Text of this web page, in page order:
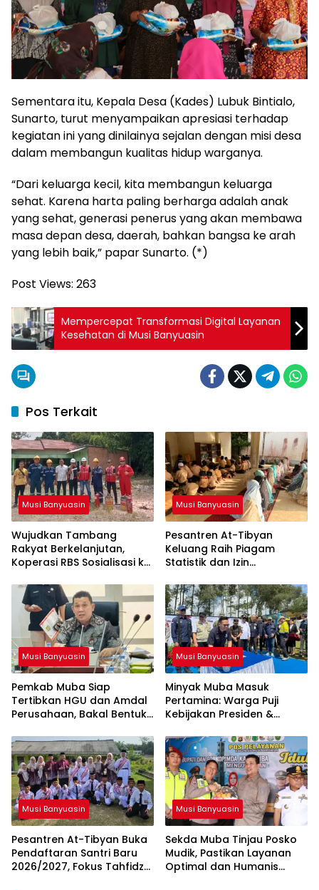
Sementara itu, Kepala Desa (Kades) Lubuk Bintialo,
Sunarto, turut menyampaikan apresiasi terhadap
kegiatan ini yang dinilainya sejalan dengan misi desa
dalam membangun kualitas hidup warganya.
“Dari keluarga kecil, kita membangun keluarga
sehat. Karena harta paling berharga adalah anak
yang sehat, generasi penerus yang akan membawa
masa depan desa, daerah, bahkan bangsa ke arah
yang lebih baik,” papar Sunarto. (*)
Post Views: 263
Mempercepat Transformasi Digital Layanan
Kesehatan di Musi Banyuasin
Pos Terkait
Musi Banyuasin
Wujudkan Tambang
Rakyat Berkelanjutan,
Koperasi RBS Sosialisasi ke
GEP
Musi Banyuasin
Pesantren At-Tibyan
Keluang Raih Piagam
Statistik dan Izin
Kemenag RI
Musi Banyuasin
Pemkab Muba Siap
Tertibkan HGU dan Amdal
Perusahaan, Bakal Bentuk
Musi Banyuasin
Minyak Muba Masuk
Pertamina: Warga Puji
Kebijakan Presiden &
Musi Banyuasin
Pesantren At-Tibyan Buka
Pendaftaran Santri Baru
2026/2027, Fokus Tahfidz
Musi Banyuasin
Sekda Muba Tinjau Posko
Mudik, Pastikan Layanan
Optimal dan Humanis